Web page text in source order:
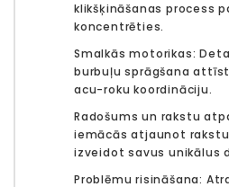
klikšķināšanas process
koncentrēties.
Smalkās motorikas:
burbuļu sprāgšana
acu-roku koordināciju.
Radošums un rakstu
iemācās atjaunot
izveidot savus unikālus
Problēmu risināšana: